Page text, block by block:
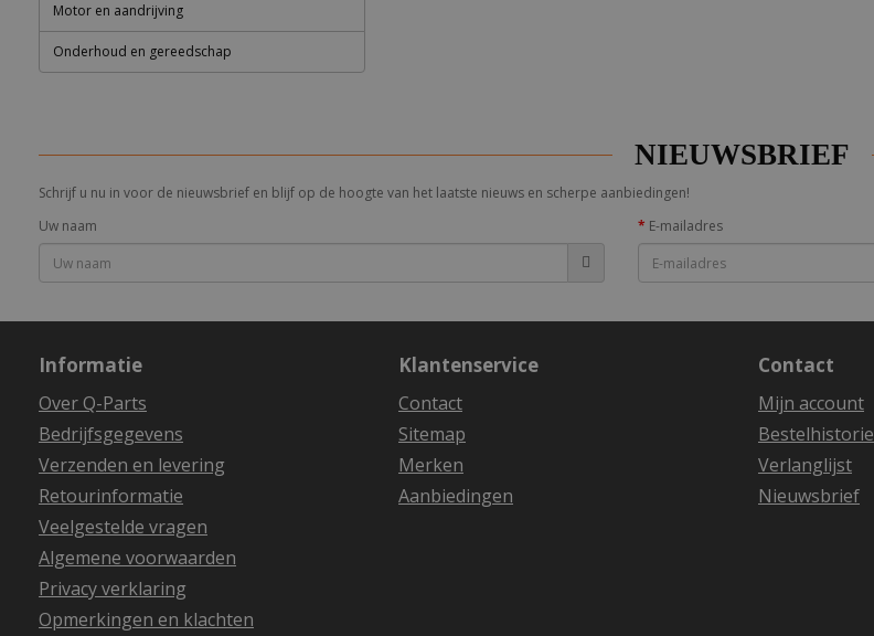
Motor en aandrijving
Onderhoud en gereedschap
NIEUWSBRIEF
Schrijf u nu in voor de nieuwsbrief en blijf op de hoogte van het laatste nieuws en scherpe aanbiedingen!
Uw naam
E-mailadres
Informatie
Over Q-Parts
Bedrijfsgegevens
Verzenden en levering
Retourinformatie
Veelgestelde vragen
Algemene voorwaarden
Privacy verklaring
Opmerkingen en klachten
Klantenservice
Contact
Sitemap
Merken
Aanbiedingen
Contact
Mijn account
Bestelhistorie
Verlanglijst
Nieuwsbrief